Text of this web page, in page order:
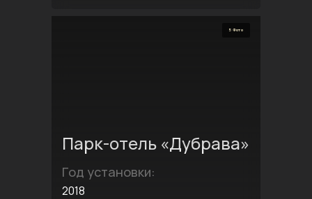
5 Фото
Парк-отель «Дубрава»
Год установки:
2018